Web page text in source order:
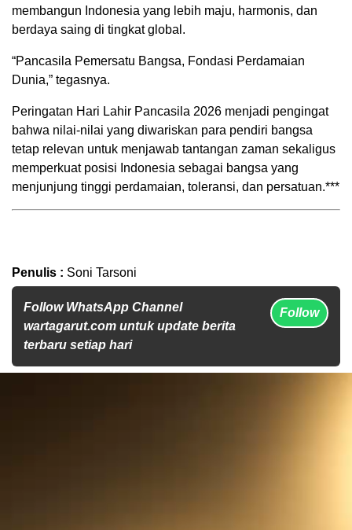
membangun Indonesia yang lebih maju, harmonis, dan
berdaya saing di tingkat global.
“Pancasila Pemersatu Bangsa, Fondasi Perdamaian
Dunia,” tegasnya.
Peringatan Hari Lahir Pancasila 2026 menjadi pengingat
bahwa nilai-nilai yang diwariskan para pendiri bangsa
tetap relevan untuk menjawab tantangan zaman sekaligus
memperkuat posisi Indonesia sebagai bangsa yang
menjunjung tinggi perdamaian, toleransi, dan persatuan.***
Penulis : Soni Tarsoni
Follow WhatsApp Channel
wartagarut.com untuk update berita
terbaru setiap hari
Follow